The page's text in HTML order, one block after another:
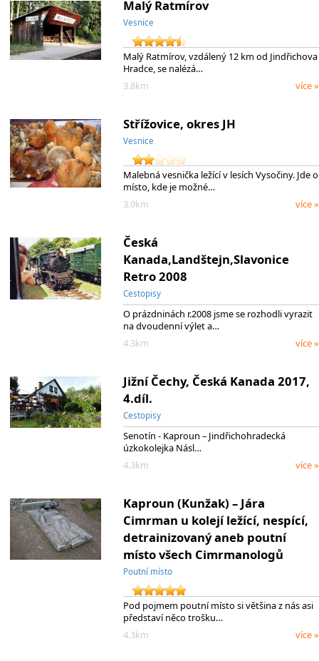
Malý Ratmírov
Vesnice
Malý Ratmírov, vzdálený 12 km od Jindřichova
Hradce, se nalézá…
3.8km
více »
Střížovice, okres JH
Vesnice
Malebná vesnička ležící v lesích Vysočiny. Jde o
místo, kde je možné…
3.9km
více »
Česká
Kanada,Landštejn,Slavonice
Retro 2008
Cestopisy
O prázdninách r.2008 jsme se rozhodli vyrazit
na dvoudenní výlet a…
4.3km
více »
Jižní Čechy, Česká Kanada 2017,
4.díl.
Cestopisy
Senotín - Kaproun – Jindřichohradecká
úzkokolejka Násl…
4.3km
více »
Kaproun (Kunžak) – Jára
Cimrman u kolejí ležící, nespící,
detrainizovaný aneb poutní
místo všech Cimrmanologů
Poutní místo
Pod pojmem poutní místo si většina z nás asi
představí něco trošku…
4.3km
více »